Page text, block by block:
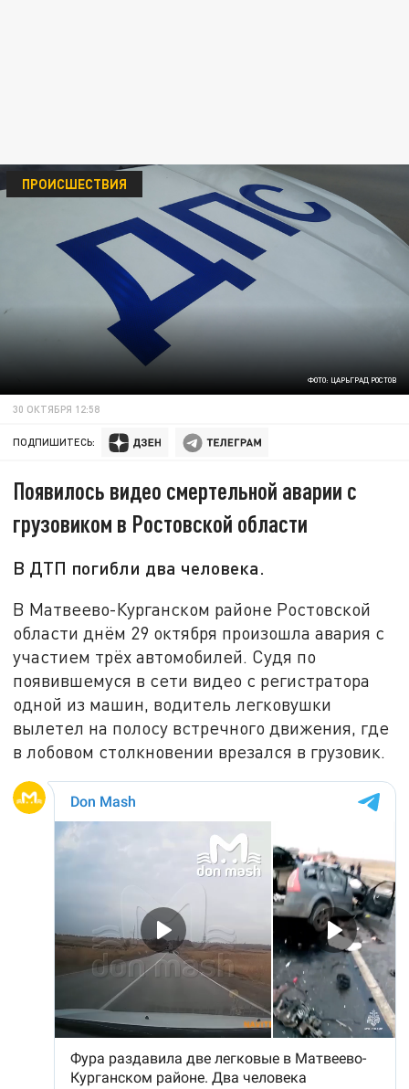
ФОТО: ЦАРЬГРАД РОСТОВ
ПРОИСШЕСТВИЯ
30 ОКТЯБРЯ 12:58
ПОДПИШИТЕСЬ:
Появилось видео смертельной аварии с
грузовиком в Ростовской области
В ДТП погибли два человека.
В Матвеево-Курганском районе Ростовской
области днём 29 октября произошла авария с
участием трёх автомобилей. Судя по
появившемуся в сети видео с регистратора
одной из машин, водитель легковушки
вылетел на полосу встречного движения, где
в лобовом столкновении врезался в грузовик.